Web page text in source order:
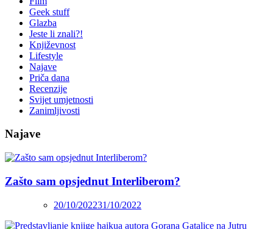
Geek stuff
Glazba
Jeste li znali?!
Književnost
Lifestyle
Najave
Priča dana
Recenzije
Svijet umjetnosti
Zanimljivosti
Najave
Zašto sam opsjednut Interliberom?
20/10/202231/10/2022